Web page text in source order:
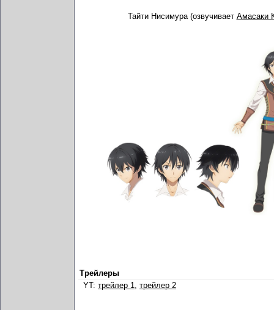
Тайти Нисимура (озвучивает Амасаки
Трейлеры
YT: трейлер 1, трейлер 2